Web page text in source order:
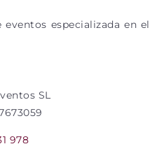
especializada en el
SL
978